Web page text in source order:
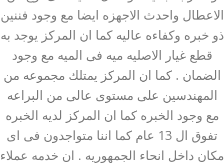
الاعطال واحدث الاجهزه ايضا مع وجود فننين
ذو خبره وكفاءه عاليه كما ان المركز يوجد به
قطع غيار الاصليه ميه فى الميه مع وجود
الضمان . كما ان المركز يمتلك مجموعه من
المهندسين على مستوى عالى من البراعه
مع وجود الخبره كما ان المركز لديه الخبره
تفوق ال 13 عام كما اننا متواجدون فى اى
مكان داخل انحاء الجمهوريه . ان خدمه عملاء